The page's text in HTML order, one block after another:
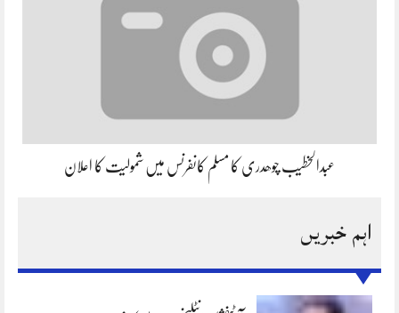
عبدالخطیب چوھدری کا مسلم کانفرنس میں شمولیت کا اعلان
اہم خبریں